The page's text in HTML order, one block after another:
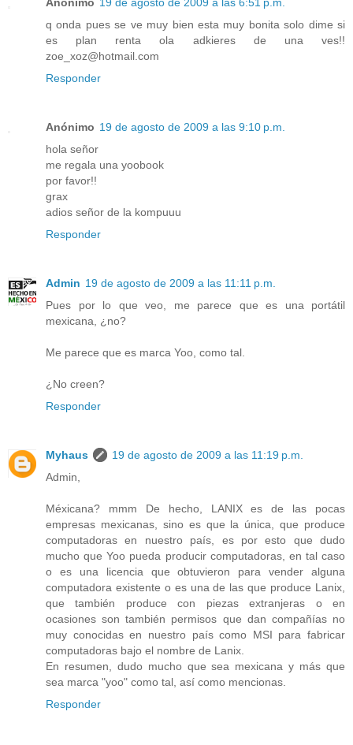
q onda pues se ve muy bien esta muy bonita solo dime si
es plan renta ola adkieres de una ves!!
zoe_xoz@hotmail.com
Responder
Anónimo 19 de agosto de 2009 a las 9:10 p.m.
hola señor
me regala una yoobook
por favor!!
grax
adios señor de la kompuuu
Responder
Admin 19 de agosto de 2009 a las 11:11 p.m.
Pues por lo que veo, me parece que es una portátil
mexicana, ¿no?
Me parece que es marca Yoo, como tal.
¿No creen?
Responder
Myhaus
19 de agosto de 2009 a las 11:19 p.m.
Admin,
Méxicana? mmm De hecho, LANIX es de las pocas
empresas mexicanas, sino es que la única, que produce
computadoras en nuestro país, es por esto que dudo
mucho que Yoo pueda producir computadoras, en tal caso
o es una licencia que obtuvieron para vender alguna
computadora existente o es una de las que produce Lanix,
que también produce con piezas extranjeras o en
ocasiones son también permisos que dan compañías no
muy conocidas en nuestro país como MSI para fabricar
computadoras bajo el nombre de Lanix.
En resumen, dudo mucho que sea mexicana y más que
sea marca "yoo" como tal, así como mencionas.
Responder